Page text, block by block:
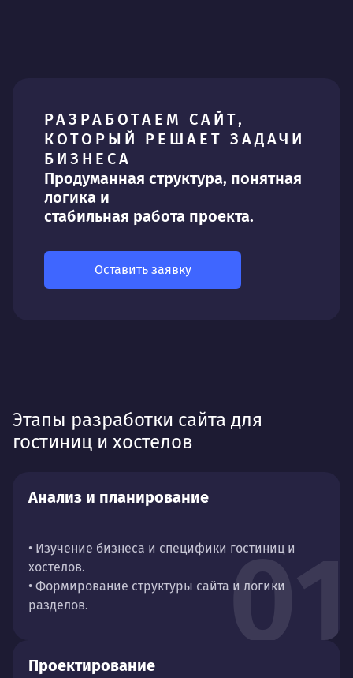
РАЗРАБОТАЕМ САЙТ,
КОТОРЫЙ РЕШАЕТ ЗАДАЧИ
БИЗНЕСА
Продуманная структура, понятная
логика и
стабильная работа проекта.
Оставить заявку
Этапы разработки сайта для
гостиниц и хостелов
01
Анализ и планирование
• Изучение бизнеса и специфики гостиниц и
хостелов.
• Формирование структуры сайта и логики
разделов.
Проектирование